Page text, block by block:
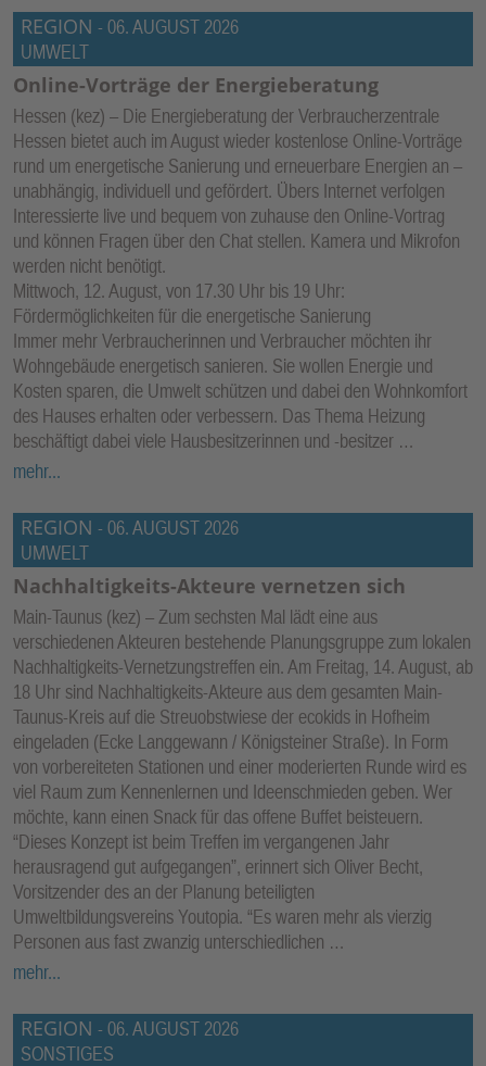
REGION - 06. AUGUST 2026
UMWELT
Online-Vorträge der Energieberatung ­
Hessen (kez) – Die Energieberatung der Verbraucherzentrale
Hessen bietet auch im August wieder kostenlose Online-Vorträge
rund um energetische Sanierung und erneuerbare Energien an –
unabhängig, individuell und gefördert. Übers Internet verfolgen
Interessierte live und bequem von zuhause den Online-Vortrag
und können Fragen über den Chat stellen. Kamera und Mikrofon
werden nicht benötigt.
Mittwoch, 12. August, von 17.30 Uhr bis 19 Uhr:
Fördermöglichkeiten für die energetische Sanierung
Immer mehr Verbraucherinnen und Verbraucher möchten ihr
Wohngebäude energetisch sanieren. Sie wollen Energie und
Kosten sparen, die Umwelt schützen und dabei den Wohnkomfort
des Hauses erhalten oder verbessern. Das Thema Heizung
beschäftigt dabei viele Hausbesitzerinnen und -besitzer …
mehr...
REGION - 06. AUGUST 2026
UMWELT
Nachhaltigkeits-Akteure vernetzen sich
Main-Taunus (kez) – Zum sechsten Mal lädt eine aus
verschiedenen Akteuren bestehende Planungsgruppe zum lokalen
Nachhaltigkeits-Vernetzungstreffen ein. Am Freitag, 14. August, ab
18 Uhr sind Nachhaltigkeits-Akteure aus dem gesamten Main-
Taunus-Kreis auf die Streuobstwiese der ecokids in Hofheim
eingeladen (Ecke Langgewann / Königsteiner Straße). In Form
von vorbereiteten Stationen und einer moderierten Runde wird es
viel Raum zum Kennenlernen und Ideenschmieden geben. Wer
möchte, kann einen Snack für das offene Buffet beisteuern.
“Dieses Konzept ist beim Treffen im vergangenen Jahr
herausragend gut aufgegangen”, erinnert sich Oliver Becht,
Vorsitzender des an der Planung beteiligten
Umweltbildungsvereins Youtopia. “Es waren mehr als vierzig
Personen aus fast zwanzig unterschiedlichen …
mehr...
REGION - 06. AUGUST 2026
SONSTIGES